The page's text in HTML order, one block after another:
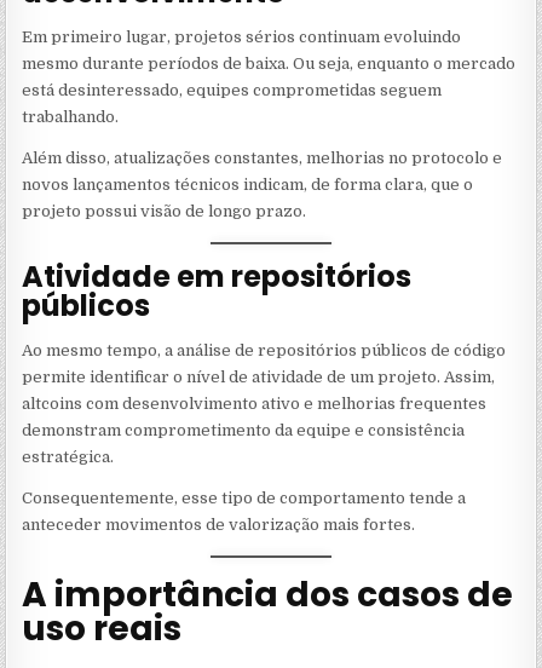
Em primeiro lugar, projetos sérios continuam evoluindo
mesmo durante períodos de baixa. Ou seja, enquanto o mercado
está desinteressado, equipes comprometidas seguem
trabalhando.
Além disso, atualizações constantes, melhorias no protocolo e
novos lançamentos técnicos indicam, de forma clara, que o
projeto possui visão de longo prazo.
Atividade em repositórios
públicos
Ao mesmo tempo, a análise de repositórios públicos de código
permite identificar o nível de atividade de um projeto. Assim,
altcoins com desenvolvimento ativo e melhorias frequentes
demonstram comprometimento da equipe e consistência
estratégica.
Consequentemente, esse tipo de comportamento tende a
anteceder movimentos de valorização mais fortes.
A importância dos casos de
uso reais